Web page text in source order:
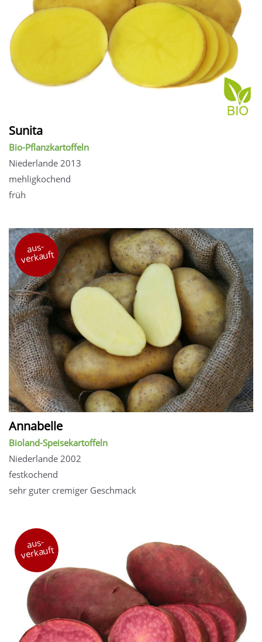
Sunita
Bio-Pflanzkartoffeln
Niederlande 2013
mehligkochend
früh
aus-
verkauft
Annabelle
Bioland-Speisekartoffeln
Niederlande 2002
festkochend
sehr guter cremiger Geschmack
aus-
verkauft